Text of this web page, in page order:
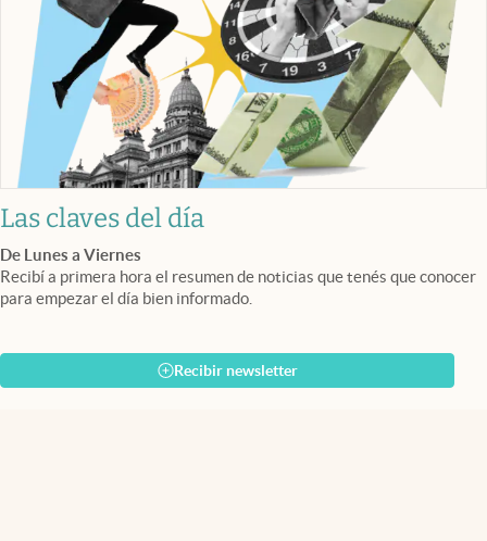
Las claves del día
De Lunes a Viernes
Recibí a primera hora el resumen de noticias que tenés que conocer
para empezar el día bien informado.
Recibir newsletter